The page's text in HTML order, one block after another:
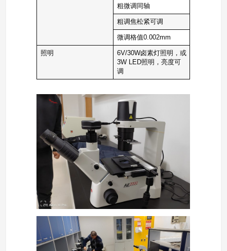
粗微调同轴
粗调焦松紧可调
微调格值0.002mm
照明
6V/30W卤素灯照明，或
3W LED照明，亮度可
调